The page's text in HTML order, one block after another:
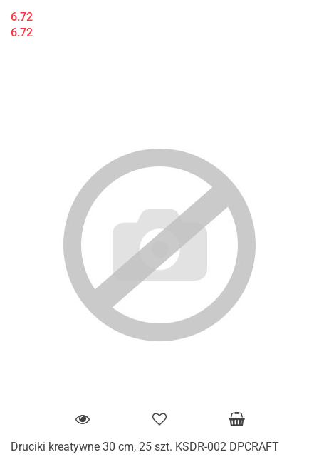
6.72
6.72
Druciki kreatywne 30 cm, 25 szt. KSDR-002 DPCRAFT